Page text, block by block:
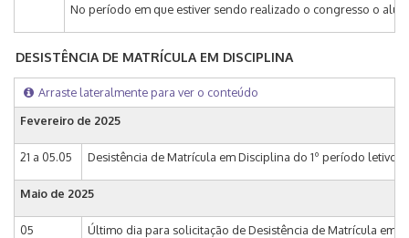
No período em que estiver sendo realizado o congresso o
DESISTÊNCIA DE MATRÍCULA EM DISCIPLINA
Arraste lateralmente para ver o conteúdo
Fevereiro de 2025
21 a 05.05 Desistência de Matrícula em Disciplina do 1º período letivo
Maio de 2025
05 Último dia para solicitação de Desistência de Matrícula em